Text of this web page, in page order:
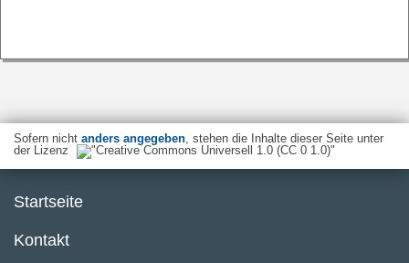
Sofern nicht anders angegeben, stehen die Inhalte dieser Seite unter
der Lizenz
Startseite
Kontakt